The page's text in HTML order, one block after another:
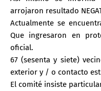
arrojaron resultado
Actualmente se
Que ingresaron en
oficial.
67 (sesenta y siete)
exterior y / o contacto
El comité insiste